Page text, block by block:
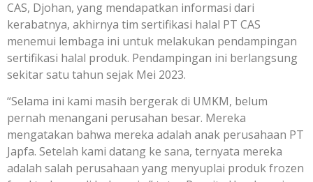
CAS, Djohan, yang mendapatkan informasi dari
kerabatnya, akhirnya tim sertifikasi halal PT CAS
menemui lembaga ini untuk melakukan pendampingan
sertifikasi halal produk. Pendampingan ini berlangsung
sekitar satu tahun sejak Mei 2023.
“Selama ini kami masih bergerak di UMKM, belum
pernah menangani perusahan besar. Mereka
mengatakan bahwa mereka adalah anak perusahaan PT
Japfa. Setelah kami datang ke sana, ternyata mereka
adalah salah perusahaan yang menyuplai produk frozen